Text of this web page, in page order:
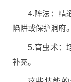
4.阵法：精
陷阱或保护洞府。
5.育虫术：
补充。